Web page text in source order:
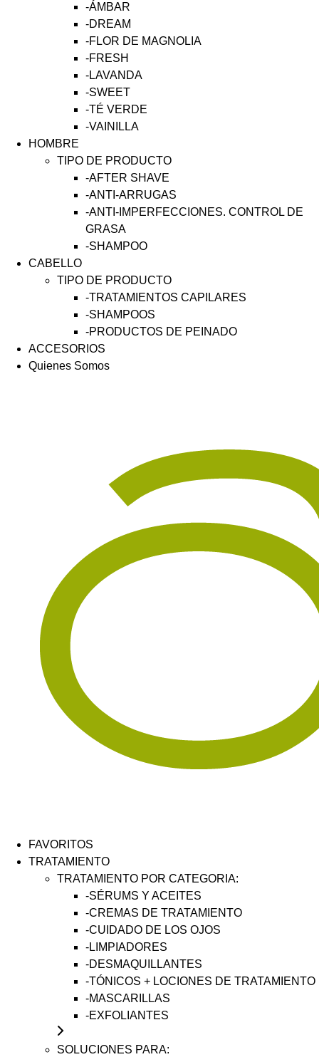
-ÁMBAR
-DREAM
-FLOR DE MAGNOLIA
-FRESH
-LAVANDA
-SWEET
-TÉ VERDE
-VAINILLA
HOMBRE
TIPO DE PRODUCTO
-AFTER SHAVE
-ANTI-ARRUGAS
-ANTI-IMPERFECCIONES. CONTROL DE
GRASA
-SHAMPOO
CABELLO
TIPO DE PRODUCTO
-TRATAMIENTOS CAPILARES
-SHAMPOOS
-PRODUCTOS DE PEINADO
ACCESORIOS
Quienes Somos
FAVORITOS
TRATAMIENTO
TRATAMIENTO POR CATEGORIA:
-SÉRUMS Y ACEITES
-CREMAS DE TRATAMIENTO
-CUIDADO DE LOS OJOS
-LIMPIADORES
-DESMAQUILLANTES
-TÓNICOS + LOCIONES DE TRATAMIENTO
-MASCARILLAS
-EXFOLIANTES
SOLUCIONES PARA: